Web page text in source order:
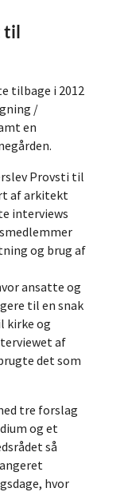
til
tilbage i 2012
/
en
Provsti til
af arkitekt
interviews
og brug af
ansatte og
til en snak
kirke og
af
det som
tre forslag
og et
så
hvor